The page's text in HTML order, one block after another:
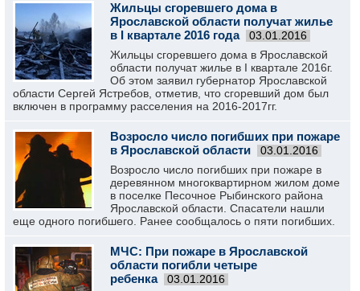
Жильцы сгоревшего дома в
Ярославской области получат жилье
в I квартале 2016 года
03.01.2016
Жильцы сгоревшего дома в Ярославской
области получат жилье в I квартале 2016г.
Об этом заявил губернатор Ярославской
области Сергей Ястребов, отметив, что сгоревший дом был
включен в программу расселения на 2016-2017гг.
Возросло число погибших при пожаре
в Ярославской области
03.01.2016
Возросло число погибших при пожаре в
деревянном многоквартирном жилом доме
в поселке Песочное Рыбинского района
Ярославской области. Спасатели нашли
еще одного погибшего. Ранее сообщалось о пяти погибших.
МЧС: При пожаре в Ярославской
области погибли четыре
ребенка
03.01.2016